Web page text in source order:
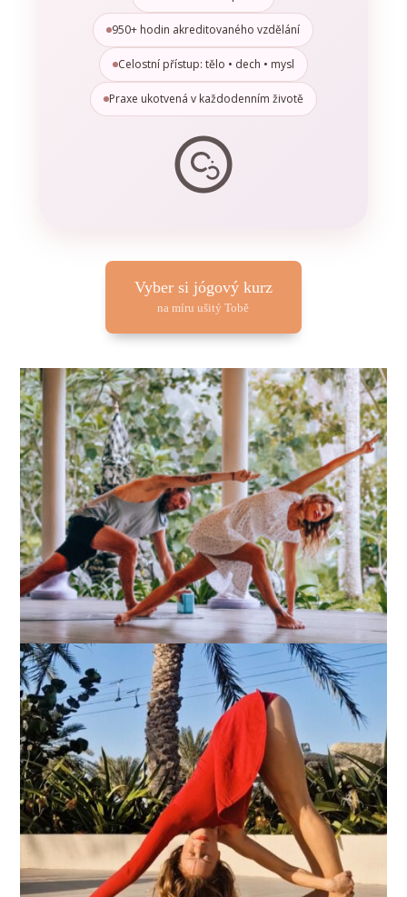
950+ hodin akreditovaného vzdělání
Celostní přístup: tělo • dech • mysl
Praxe ukotvená v každodenním životě
Vyber si jógový kurz
na míru ušitý Tobě